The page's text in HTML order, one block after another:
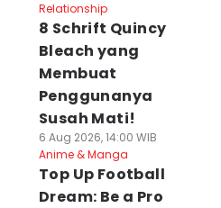
Relationship
8 Schrift Quincy
Bleach yang
Membuat
Penggunanya
Susah Mati!
6 Aug 2026, 14:00 WIB
Anime & Manga
Top Up Football
Dream: Be a Pro